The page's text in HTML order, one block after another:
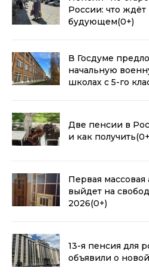
России: что
будующем(0+)
В Госдуме
начальную
школах с 5-го
Две пенсии в
и как получить
Первая массовая
выйдет на
2026(0+)
13-я пенсия для
объявили о